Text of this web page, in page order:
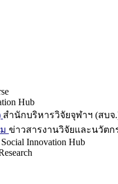
Hub
สำนักบริหารวิจัยจุฬาฯ (สบจ
ข่าวสารงานวิจัยและนวัตก
Innovation Hub